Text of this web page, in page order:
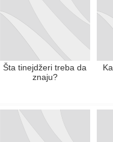
Šta tinejdžeri treba da
znaju?